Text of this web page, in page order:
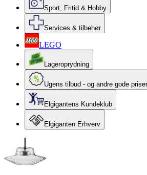
Sport, Fritid & Hobby
Services & tilbehør
LEGO
Lageroprydning
Ugens tilbud - og andre gode priser
Elgigantens Kundeklub
Elgiganten Erhverv